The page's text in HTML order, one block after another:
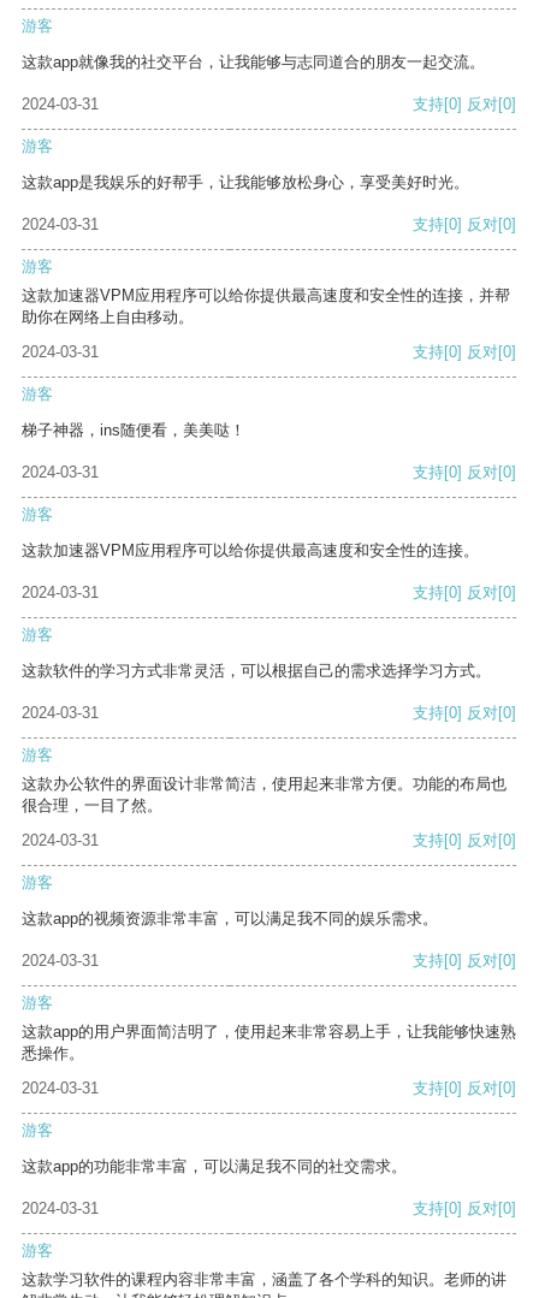
游客
这款app就像我的社交平台，让我能够与志同道合的朋友一起交流。
2024-03-31 支持[0] 反对[0]
游客
这款app是我娱乐的好帮手，让我能够放松身心，享受美好时光。
2024-03-31 支持[0] 反对[0]
游客
这款加速器VPM应用程序可以给你提供最高速度和安全性的连接，并帮
助你在网络上自由移动。
2024-03-31
支持[0] 反对[0]
游客
梯子神器，ins随便看，美美哒！
2024-03-31 支持[0] 反对[0]
游客
这款加速器VPM应用程序可以给你提供最高速度和安全性的连接。
2024-03-31 支持[0] 反对[0]
游客
这款软件的学习方式非常灵活，可以根据自己的需求选择学习方式。
2024-03-31 支持[0] 反对[0]
游客
这款办公软件的界面设计非常简洁，使用起来非常方便。功能的布局也
很合理，一目了然。
2024-03-31
支持[0] 反对[0]
游客
这款app的视频资源非常丰富，可以满足我不同的娱乐需求。
2024-03-31 支持[0] 反对[0]
游客
这款app的用户界面简洁明了，使用起来非常容易上手，让我能够快速熟
悉操作。
2024-03-31
支持[0] 反对[0]
游客
这款app的功能非常丰富，可以满足我不同的社交需求。
2024-03-31 支持[0] 反对[0]
游客
这款学习软件的课程内容非常丰富，涵盖了各个学科的知识。老师的讲